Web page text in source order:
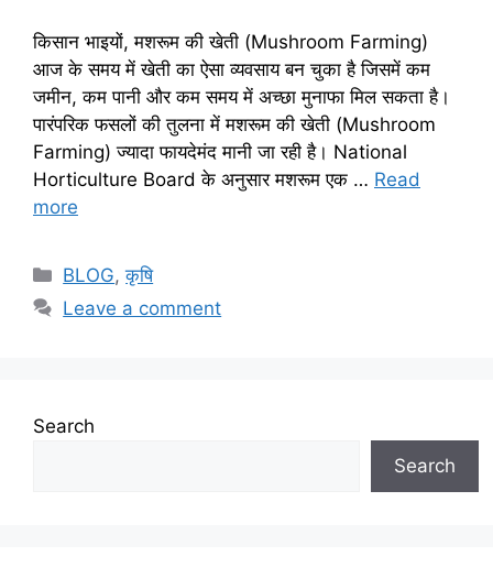
किसान भाइयों, मशरूम की खेती (Mushroom Farming)
आज के समय में खेती का ऐसा व्यवसाय बन चुका है जिसमें कम
जमीन, कम पानी और कम समय में अच्छा मुनाफा मिल सकता है।
पारंपरिक फसलों की तुलना में मशरूम की खेती (Mushroom
Farming) ज्यादा फायदेमंद मानी जा रही है। National
Horticulture Board के अनुसार मशरूम एक … Read
more
BLOG,कृषि
Leave a comment
Search
Search